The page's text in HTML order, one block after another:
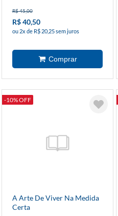
R$ 45,00
R$ 40,50
ou 2x de R$ 20,25 sem juros
-10% OFF
A Arte De Viver Na Medida
Certa